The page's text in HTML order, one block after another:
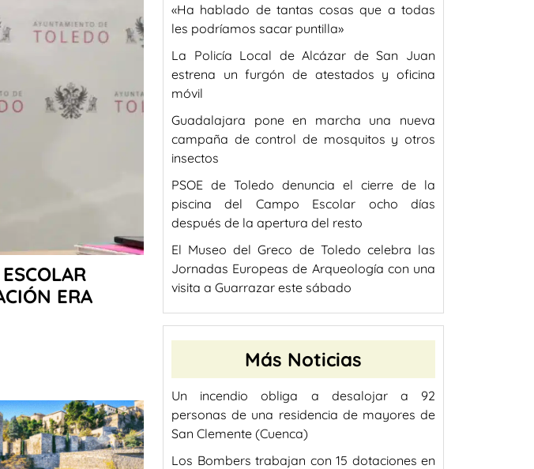
ERA
«Ha hablado de tantas cosas que a todas
les podríamos sacar puntilla»
La Policía Local de Alcázar de San Juan
estrena un furgón de atestados y oficina
móvil
Guadalajara pone en marcha una nueva
campaña de control de mosquitos y otros
insectos
PSOE de Toledo denuncia el cierre de la
piscina del Campo Escolar ocho días
después de la apertura del resto
El Museo del Greco de Toledo celebra las
Jornadas Europeas de Arqueología con una
visita a Guarrazar este sábado
Más Noticias
Un incendio obliga a desalojar a 92
personas de una residencia de mayores de
San Clemente (Cuenca)
Los Bombers trabajan con 15 dotaciones en